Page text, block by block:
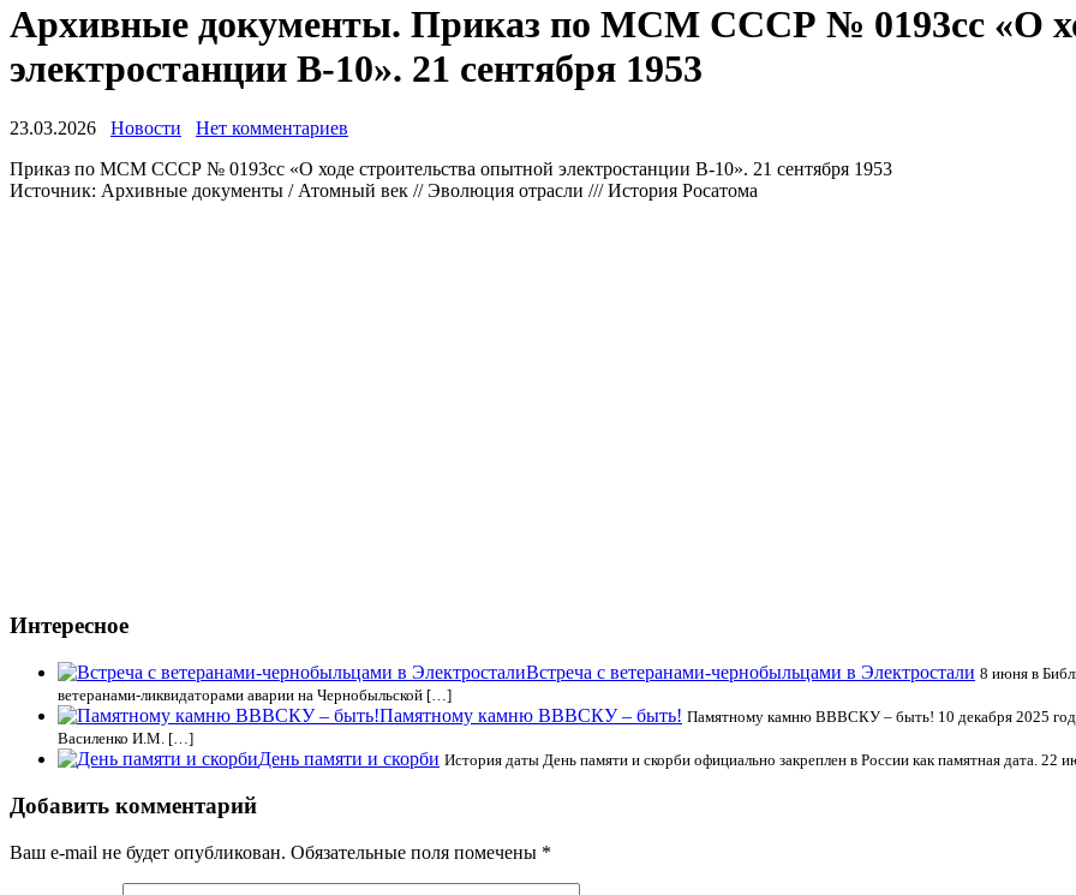
Архивные документы. Приказ по МСМ СССР № 0193сс «О
электростанции В-10». 21 сентября 1953
23.03.2026 Новости
Нет комментариев
Приказ по МСМ СССР № 0193сс «О ходе строительства опытной электростанции В-10». 21 сентября 1953
Источник: Архивные документы / Атомный век // Эволюция отрасли /// История Росатома
Интересное
Встреча с ветеранами-чернобыльцами в Электростали 8 июня в
ветеранами-ликвидаторами аварии на Чернобыльской […]
Памятному камню ВВВСКУ – быть! Памятному камню ВВВСКУ – быть! 10 декабря 2025
Василенко И.М. […]
День памяти и скорби История даты День памяти и скорби официально закреплен в России как памятная дата. 22
Добавить комментарий
Ваш e-mail не будет опубликован. Обязательные поля помечены *